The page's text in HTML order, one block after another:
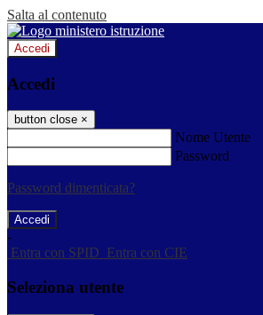
Salta al contenuto
Accedi
Accedi
button close ×
Nome Utente
Password
Password dimenticata?
-
Entra con SPID Entra con CIE
Seleziona utente